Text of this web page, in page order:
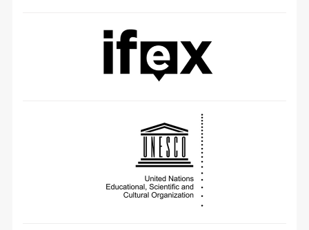
Садар самуун
Хэвлэл мэдээллэл олон нийтийн харилцаа
Хэвлэл мэдээлэл, сонгууль
Өргөн нэвтрүүлэг
Зохиогчийн эрх
Бусад